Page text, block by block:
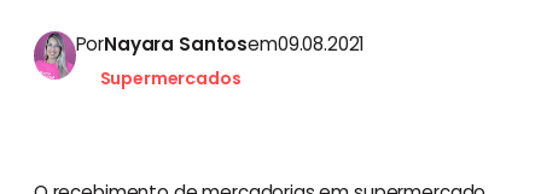
PorNayara Santosem09.08.2021
Supermercados